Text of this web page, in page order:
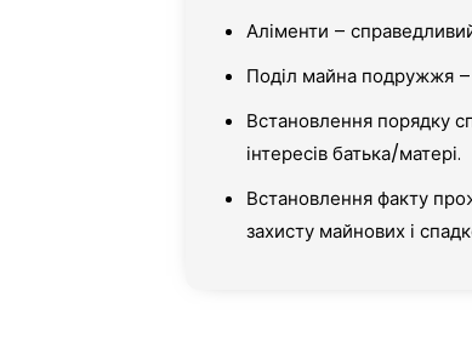
Аліменти –
Поділ майна подружжя –
Встановлення порядку
інтересів батька/матері.
Встановлення факту
захисту майнових і